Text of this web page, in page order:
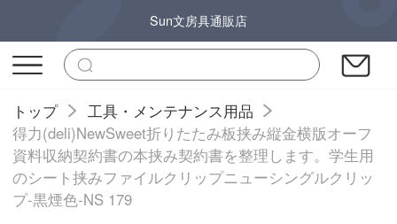
Sun文房具通販店
トップ
工具・メンテナンス用品
得力(deli)NewSweet折りたたみ板挟み縦金横版オーフ
資料収納契約書の本挟み契約書を整理します。学生用
のシート挟みファイルクリップニューシングルクリッ
プ-黒煙色-NS 179